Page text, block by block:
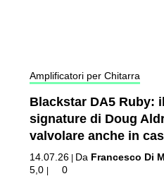
Amplificatori per Chitarra
Blackstar DA5 Ruby:
signature di Doug
valvolare anche in
14.07.26 Da Francesco Di
5,0
0